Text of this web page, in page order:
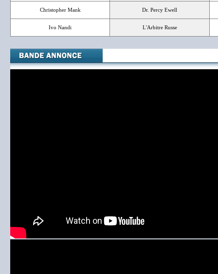
Christopher Mank Dr. Percy Ewell
Ivo Nandi L'Arbitre Russe